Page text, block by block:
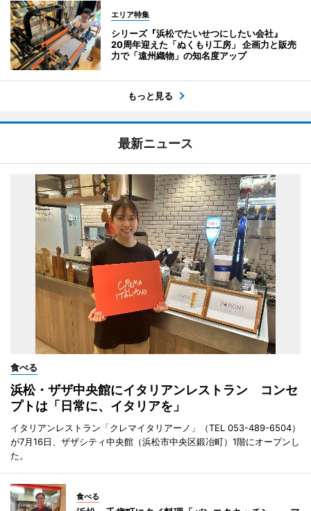
エリア特集
シリーズ『浜松でたいせつにしたい会社』
20周年迎えた「ぬくもり工房」 企画力と販売
力で「遠州織物」の知名度アップ
もっと見る
最新ニュース
食べる
浜松・ザザ中央館にイタリアンレストラン コンセ
プトは「日常に、イタリアを」
イタリアンレストラン「クレマイタリアーノ」（TEL 053-489-6504）
が7月16日、ザザシティ中央館（浜松市中央区鍛冶町）1階にオープンし
た。
食べる